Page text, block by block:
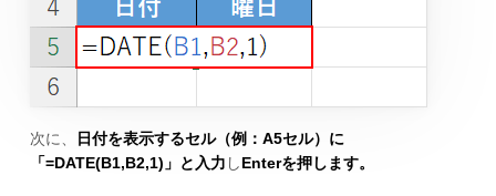
次に、
日付を表示するセル（例：A5セル）に
「=DATE(B1,B2,1)」と入力 しEnterを押します。